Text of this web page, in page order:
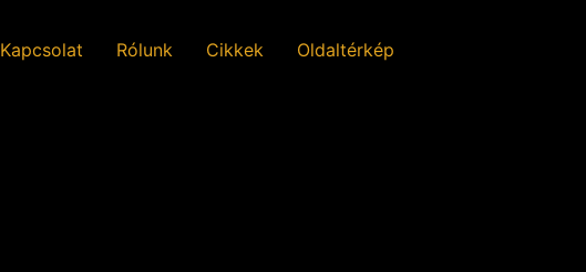
Kapcsolat Rólunk Cikkek Oldaltérkép